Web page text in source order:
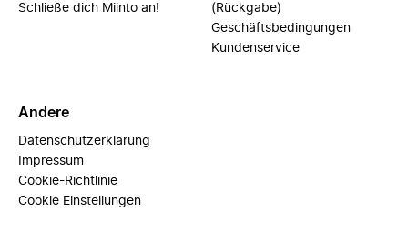
Schließe dich Miinto an!
(Rückgabe)
Geschäftsbedingungen
Kundenservice
Andere
Datenschutzerklärung
Impressum
Cookie-Richtlinie
Cookie Einstellungen